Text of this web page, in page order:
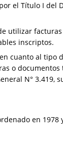
el Título I del
utilizar
inscriptos.
cuanto al tipo
o documentos
N° 3.419,
en 1978